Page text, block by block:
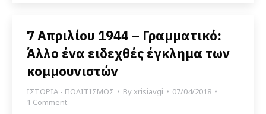
7 Απριλίου 1944 – Γραμματικό:
Άλλο ένα ειδεχθές έγκλημα των
κομμουνιστών
ΙΣΤΟΡΙΑ - ΠΟΛΙΤΙΣΜΟΣ Byxrisiavgi
07/04/2018
1 Comment